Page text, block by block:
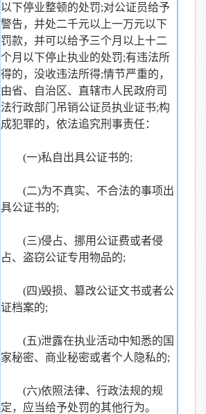
以下停业整顿的处罚;对公证员给予
警告，并处二千元以上一万元以下
罚款，并可以给予三个月以上十二
个月以下停止执业的处罚;有违法所
得的，没收违法所得;情节严重的，
由省、自治区、直辖市人民政府司
法行政部门吊销公证员执业证书;构
成犯罪的，依法追究刑事责任：
(一)私自出具公证书的;
(二)为不真实、不合法的事项出
具公证书的;
(三)侵占、挪用公证费或者侵
占、盗窃公证专用物品的;
(四)毁损、篡改公证文书或者公
证档案的;
(五)泄露在执业活动中知悉的国
家秘密、商业秘密或者个人隐私的;
(六)依照法律、行政法规的规
定，应当给予处罚的其他行为。